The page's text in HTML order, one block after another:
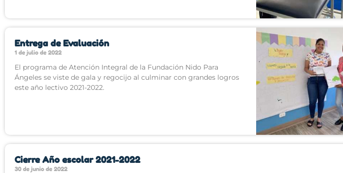
Entrega de Evaluación
1 de julio de 2022
El programa de Atención Integral de la Fundación Nido Para
Ángeles se viste de gala y regocijo al culminar con grandes logros
este año lectivo 2021-2022.
Cierre Año escolar 2021-2022
30 de junio de 2022